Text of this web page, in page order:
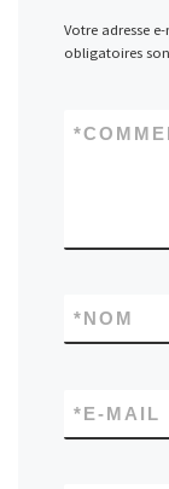
Votre adresse
obligatoires
*
NOM
*
E-MAIL
*